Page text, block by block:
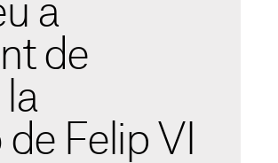
a
de
Felip VI